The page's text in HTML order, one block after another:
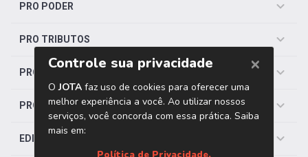
PRO PODER
PRO TRIBUTOS
PRO TRABALHISTA
PRO SAÚDE
EDITORIAS